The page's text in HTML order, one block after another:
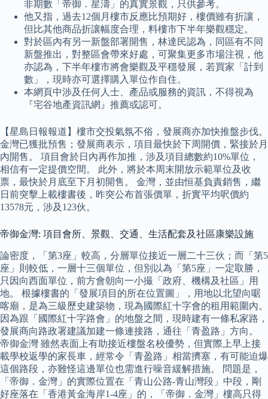
非期數「帝御．星濤」的真實景觀，只供參考。
他又指，過去12個月樓市反應比預期好，樓價雖有折讓，
但比其他商品折讓幅度合理，料樓市下半年樂觀穩定。
對於區內有另一新盤部署開售，林達民認為，同區有不同
新盤推出，對整區會帶來好處，可聚集更多市場注視，他
亦認為，下半年樓市將會樂觀及平穩發展，若買家「計到
數」，現時亦可選擇購入單位作自住。
本網頁中涉及任何人士、產品或服務的資訊，不得視為
『宅谷地產資訊網』推薦或認可。
【星島日報報道】樓市交投氣氛不俗，發展商亦加快推盤步伐。
金灣已獲批預售；發展商表示，項目最快於下周開價，緊接於月
內開售。 項目會於日內再作加推，涉及項目總數約10%單位，
相信有一定提價空間。 此外，將於本周末開放示範單位及收
票，最快於月底至下月初開售。 金灣，並由恒基負責銷售，繼
日前突擊上載樓書後，昨突公布首張價單，折實平均呎價約
13578元，涉及123伙。
帝御金灣: 項目會所、景觀、交通、生活配套及社區康樂設施
論密度，「第3座」較高，分層單位接近一層二十三伙；而「第5
座」則較低，一層十三個單位，但別以為「第5座」一定取勝，
只因向西面單位，前方會朝向一小撮「政府、機構及社區」用
地。 根據樓書的「發展項目的所在位置圖」，用地以北望向啹
喀廟，是為三級歷史建築物，現為國際紅十字會的租用範圍內。
因為跟「國際紅十字路會」的地盤之間，現時建有一條私家路，
發展商向路政署建議加建一條連接路，通往「青盈路」方向。
帝御金灣 雖然表面上有助接近樓盤名校優勢，但實際上早上接
載學校返學的家長車，經常令「青盈路」相當擠塞，有可能迫爆
這個路段，亦難怪這邊單位也需進行噪音緩解措施。 問題是，
「帝御．金灣」的實際位置在「青山公路-青山灣段」中段，剛
好座落在「香港黃金海岸1-4座」的，「帝御．金灣」樓高只得